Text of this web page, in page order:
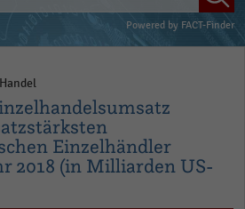
Powered by FACT-Finder
Einzelhändler
2018 (in Milliarden US-